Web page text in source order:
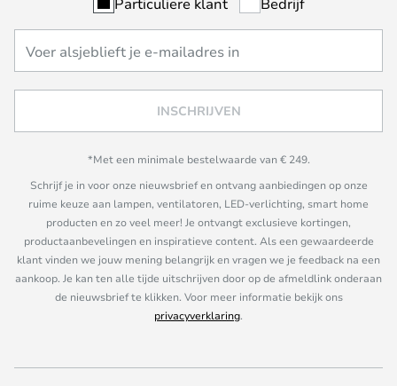
INSCHRIJVEN
*Met een minimale bestelwaarde van € 249.
Schrijf je in voor onze nieuwsbrief en ontvang aanbiedingen op onze
ruime keuze aan lampen, ventilatoren, LED-verlichting, smart home
producten en zo veel meer! Je ontvangt exclusieve kortingen,
productaanbevelingen en inspiratieve content. Als een gewaardeerde
klant vinden we jouw mening belangrijk en vragen we je feedback na een
aankoop. Je kan ten alle tijde uitschrijven door op de afmeldlink onderaan
de nieuwsbrief te klikken. Voor meer informatie bekijk ons
privacyverklaring.